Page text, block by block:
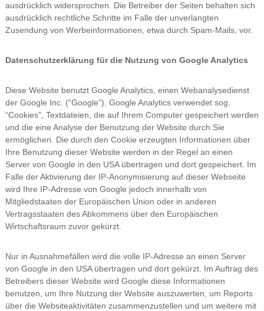
ausdrücklich widersprochen. Die Betreiber der Seiten behalten sich
ausdrücklich rechtliche Schritte im Falle der unverlangten
Zusendung von Werbeinformationen, etwa durch Spam-Mails, vor.
Datenschutzerklärung für die Nutzung von Google Analytics
Diese Website benutzt Google Analytics, einen Webanalysedienst
der Google Inc. (“Google”). Google Analytics verwendet sog.
“Cookies”, Textdateien, die auf Ihrem Computer gespeichert werden
und die eine Analyse der Benutzung der Website durch Sie
ermöglichen. Die durch den Cookie erzeugten Informationen über
Ihre Benutzung dieser Website werden in der Regel an einen
Server von Google in den USA übertragen und dort gespeichert. Im
Falle der Aktivierung der IP-Anonymisierung auf dieser Webseite
wird Ihre IP-Adresse von Google jedoch innerhalb von
Mitgliedstaaten der Europäischen Union oder in anderen
Vertragsstaaten des Abkommens über den Europäischen
Wirtschaftsraum zuvor gekürzt.
Nur in Ausnahmefällen wird die volle IP-Adresse an einen Server
von Google in den USA übertragen und dort gekürzt. Im Auftrag des
Betreibers dieser Website wird Google diese Informationen
benutzen, um Ihre Nutzung der Website auszuwerten, um Reports
über die Websiteaktivitäten zusammenzustellen und um weitere mit